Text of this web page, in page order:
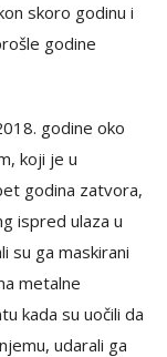
skoro godinu i
godine
godine oko
koji je u
godina zatvora,
ispred ulaza u
su ga maskirani
metalne
kada su uočili da
udarali ga